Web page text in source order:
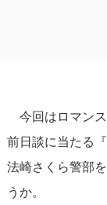
今回はロマンス
前日談に当たる
法崎さくら警部
うか。